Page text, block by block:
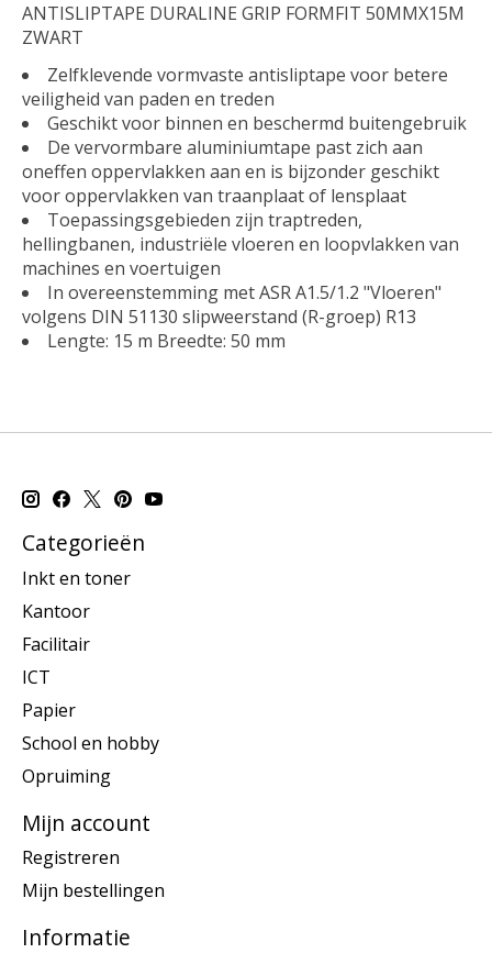
ANTISLIPTAPE DURALINE GRIP FORMFIT 50MMX15M
ZWART
Zelfklevende vormvaste antisliptape voor betere
veiligheid van paden en treden
Geschikt voor binnen en beschermd buitengebruik
De vervormbare aluminiumtape past zich aan
oneffen oppervlakken aan en is bijzonder geschikt
voor oppervlakken van traanplaat of lensplaat
Toepassingsgebieden zijn traptreden,
hellingbanen, industriële vloeren en loopvlakken van
machines en voertuigen
In overeenstemming met ASR A1.5/1.2 "Vloeren"
volgens DIN 51130 slipweerstand (R-groep) R13
Lengte: 15 m Breedte: 50 mm
Categorieën
Inkt en toner
Kantoor
Facilitair
ICT
Papier
School en hobby
Opruiming
Mijn account
Registreren
Mijn bestellingen
Informatie